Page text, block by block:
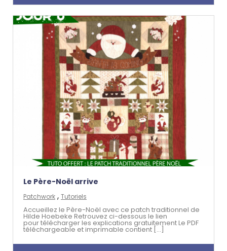
Le Père-Noël arrive
Patchwork , Tutoriels
Accueillez le Père-Noël avec ce patch traditionnel de
Hilde Hoebeke Retrouvez ci-dessous le lien
pour télécharger les explications gratuitement Le PDF
téléchargeable et imprimable contient [...]